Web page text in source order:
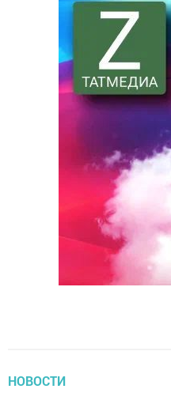
НОВОСТИ